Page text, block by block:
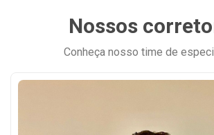
Nossos
Conheça nosso time de